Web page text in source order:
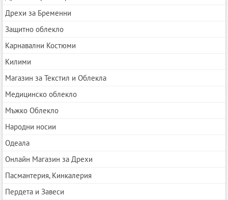
Дрехи за Бременни
Защитно облекло
Карнавални Костюми
Килими
Магазин за Текстил и Облекла
Медицинско облекло
Мъжко Облекло
Народни носии
Одеала
Онлайн Магазин за Дрехи
Пасмантерия, Кинкалерия
Пердета и Завеси